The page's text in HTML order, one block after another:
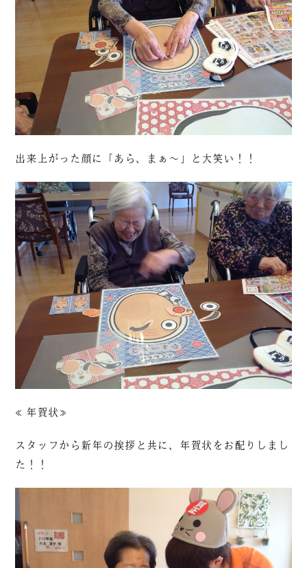
出来上がった顔に「あら、まぁ～」と大笑い！！
≪年賀状≫
スタッフから新年の挨拶と共に、年賀状をお配りしまし
た！！